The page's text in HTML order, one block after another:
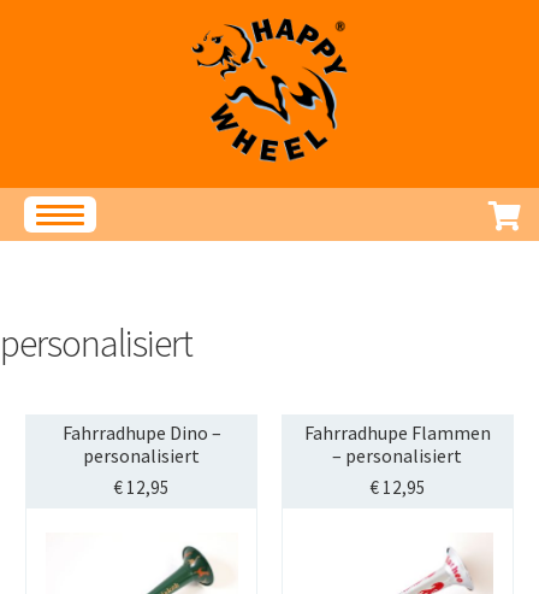
Klingeln und Hupen
Fragen und Antworten
STREET-TAG® Ersatz-Folien
personalisiert
Fahrradhupe Dino –
personalisiert
€ 12,95
Fahrradhupe Flammen
– personalisiert
€12,95